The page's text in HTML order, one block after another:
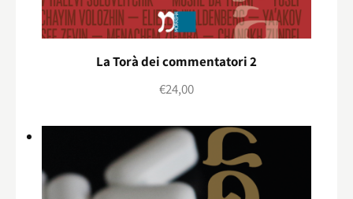
La Torà dei commentatori 2
€24,00